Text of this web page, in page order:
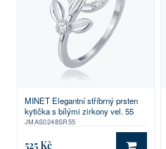
MINET Elegantní stříbrný prsten
kytička s bílými zirkony vel. 55
JMAS0248SR55
525 Kč